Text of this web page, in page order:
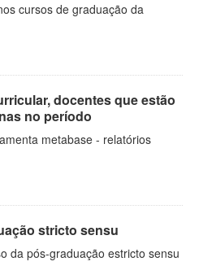
cursos de graduação da
docentes que estão
no período
metabase - relatórios
stricto sensu
da pós-graduação estricto sensu